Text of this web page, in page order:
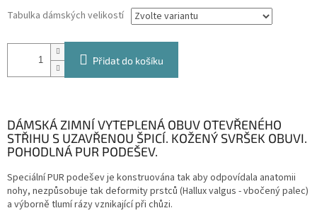
Tabulka dámských velikostí
Přidat do košíku
DÁMSKÁ ZIMNÍ VYTEPLENÁ OBUV OTEVŘENÉHO
STŘIHU S UZAVŘENOU ŠPICÍ. KOŽENÝ SVRŠEK OBUVI.
POHODLNÁ PUR PODEŠEV.
Speciální PUR podešev je konstruována tak aby odpovídala anatomii
nohy, nezpůsobuje tak deformity prstců (Hallux valgus - vbočený palec)
a výborně tlumí rázy vznikající při chůzi.